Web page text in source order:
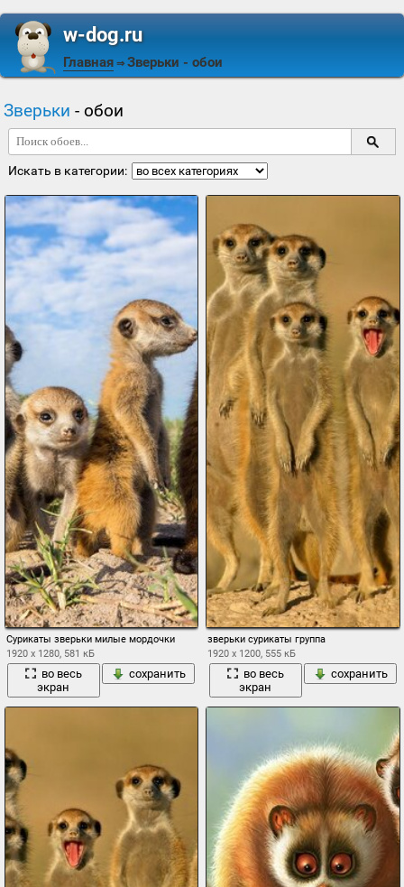
w-dog.ru
Главная ⇒ Зверьки - обои
Зверьки - обои
Искать в категории:
Сурикаты зверьки милые мордочки
1920 x 1280, 581 кБ
во весь
экран
сохранить
зверьки сурикаты группа
1920 x 1200, 555 кБ
во весь
экран
сохранить